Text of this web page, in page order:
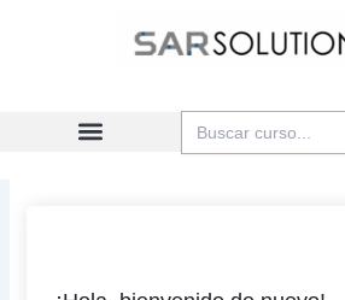
Buscar: